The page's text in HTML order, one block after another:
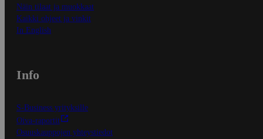
Näin tilaat ja muokkaat
Kaikki ohjeet ja vinkit
In English
Info
S-Business yrityksille
Oiva-raportit
Osuuskauppojen yhteystiedot